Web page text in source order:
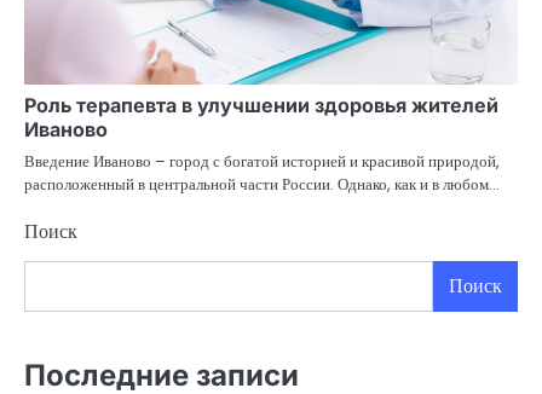
Роль терапевта в улучшении здоровья жителей
Иваново
Введение Иваново – город с богатой историей и красивой природой,
расположенный в центральной части России. Однако, как и в любом…
Поиск
Поиск
Последние записи